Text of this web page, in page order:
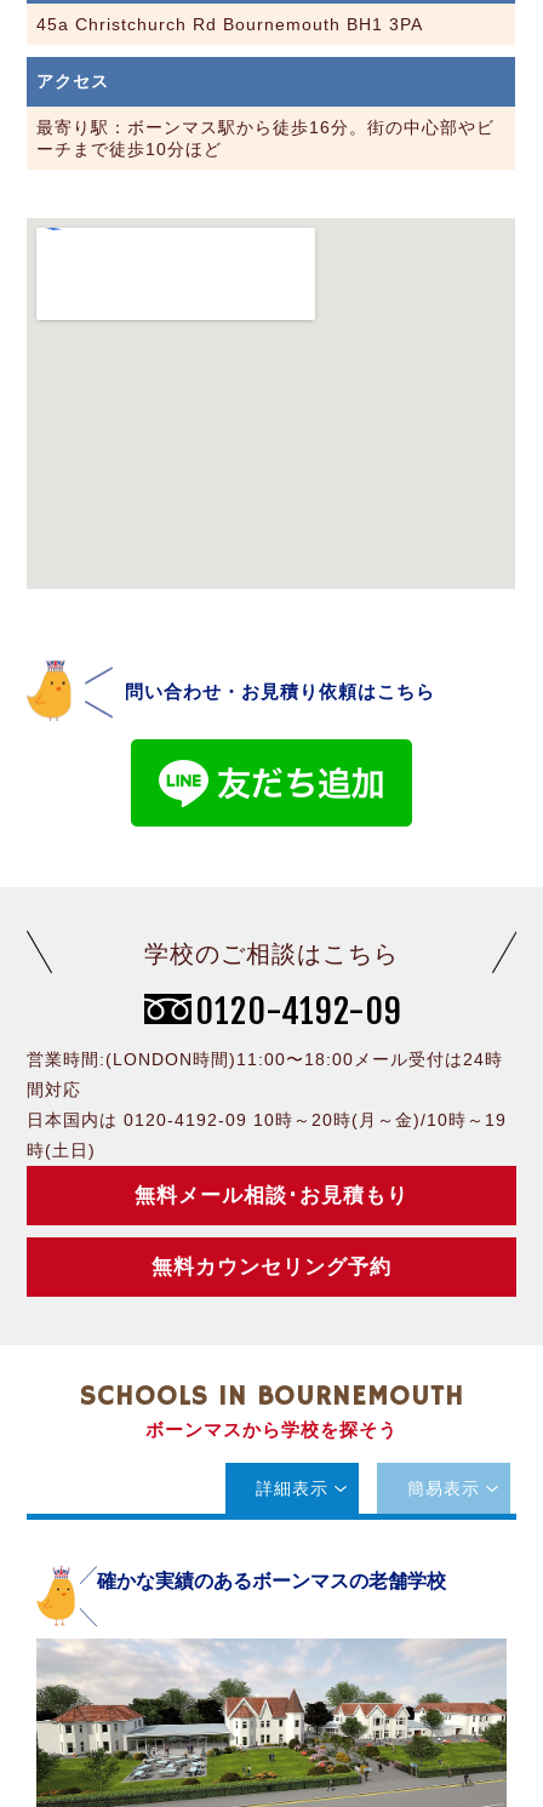
45a Christchurch Rd Bournemouth BH1 3PA
アクセス
最寄り駅：ボーンマス駅から徒歩16分。街の中心部やビ
ーチまで徒歩10分ほど
問い合わせ・お見積り依頼はこちら
学校のご相談はこちら
0120-4192-09
営業時間:(LONDON時間)11:00〜18:00メール受付は24時
間対応
日本国内は 0120-4192-09 10時～20時(月～金)/10時～19
時(土日)
無料メール相談･お見積もり
無料カウンセリング予約
SCHOOLS IN BOURNEMOUTH
ボーンマスから学校を探そう
詳細表示 簡易表示
確かな実績のあるボーンマスの老舗学校